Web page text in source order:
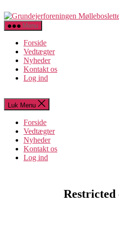
til
indholdet
Menu
Forside
Vedtægter
Nyheder
Kontakt os
Log ind
Luk Menu
Forside
Vedtægter
Nyheder
Kontakt os
Log ind
Restricted